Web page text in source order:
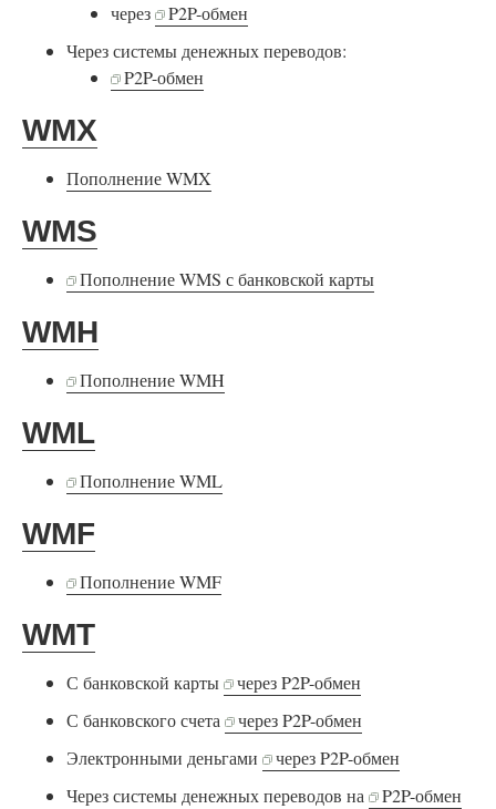
через
P2P-обмен
Через системы денежных переводов:
P2P-обмен
WMX
Пополнение WMX
WMS
Пополнение WMS с банковской карты
WMH
Пополнение WMH
WML
Пополнение WML
WMF
Пополнение WMF
WMT
С банковской карты
через P2P-обмен
С банковского счета
через P2P-обмен
Электронными деньгами
через P2P-обмен
Через системы денежных переводов на
P2P-обмен